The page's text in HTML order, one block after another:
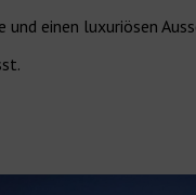
einen luxuriösen